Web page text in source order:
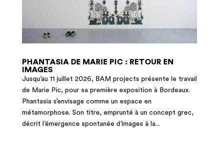
PHANTASIA DE MARIE PIC : RETOUR EN
IMAGES
Jusqu’au 11 juillet 2026, BAM projects présente le travail
de Marie Pic, pour sa première exposition à Bordeaux.
Phantasia s’envisage comme un espace en
métamorphose. Son titre, emprunté à un concept grec,
décrit l’émergence spontanée d’images à la...